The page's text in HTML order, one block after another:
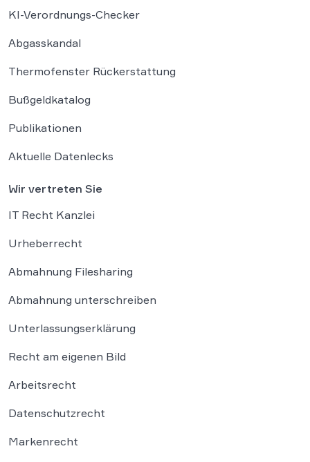
KI-Verordnungs-Checker
Abgasskandal
Thermofenster Rückerstattung
Bußgeldkatalog
Publikationen
Aktuelle Datenlecks
Wir vertreten Sie
IT Recht Kanzlei
Urheberrecht
Abmahnung Filesharing
Abmahnung unterschreiben
Unterlassungserklärung
Recht am eigenen Bild
Arbeitsrecht
Datenschutzrecht
Markenrecht